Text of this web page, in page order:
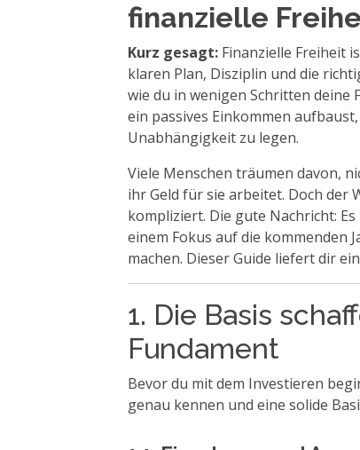
finanzielle
Kurz gesagt: Finanzielle Freiheit
klaren Plan, Disziplin und die
wie du in wenigen Schritten
ein passives Einkommen
Unabhängigkeit zu legen.
Viele Menschen träumen davon,
ihr Geld für sie arbeitet. Doch der
kompliziert. Die gute Nachricht:
einem Fokus auf die kommenden
machen. Dieser Guide liefert dir
1. Die Basis
Fundament
Bevor du mit dem Investieren
genau kennen und eine solide